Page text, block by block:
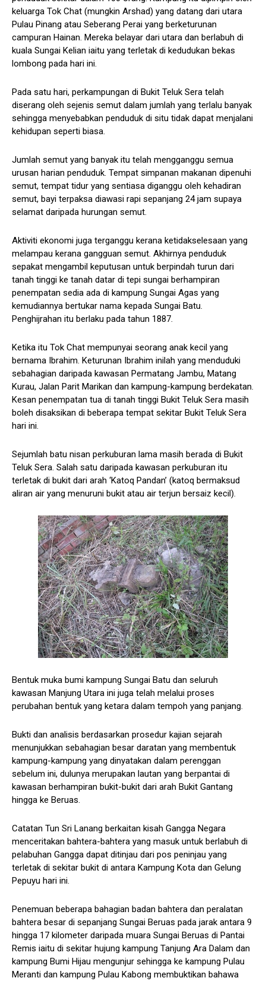
keluarga Tok Chat (mungkin Arshad) yang datang dari utara
Pulau Pinang atau Seberang Perai yang berketurunan
campuran Hainan. Mereka belayar dari utara dan berlabuh di
kuala Sungai Kelian iaitu yang terletak di kedudukan bekas
lombong pada hari ini.
Pada satu hari, perkampungan di Bukit Teluk Sera telah
diserang oleh sejenis semut dalam jumlah yang terlalu banyak
sehingga menyebabkan penduduk di situ tidak dapat menjalani
kehidupan seperti biasa.
Jumlah semut yang banyak itu telah mengganggu semua
urusan harian penduduk. Tempat simpanan makanan dipenuhi
semut, tempat tidur yang sentiasa diganggu oleh kehadiran
semut, bayi terpaksa diawasi rapi sepanjang 24 jam supaya
selamat daripada hurungan semut.
Aktiviti ekonomi juga terganggu kerana ketidakselesaan yang
melampau kerana gangguan semut. Akhirnya penduduk
sepakat mengambil keputusan untuk berpindah turun dari
tanah tinggi ke tanah datar di tepi sungai berhampiran
penempatan sedia ada di kampung Sungai Agas yang
kemudiannya bertukar nama kepada Sungai Batu.
Penghijrahan itu berlaku pada tahun 1887.
Ketika itu Tok Chat mempunyai seorang anak kecil yang
bernama Ibrahim. Keturunan Ibrahim inilah yang menduduki
sebahagian daripada kawasan Permatang Jambu, Matang
Kurau, Jalan Parit Marikan dan kampung-kampung berdekatan.
Kesan penempatan tua di tanah tinggi Bukit Teluk Sera masih
boleh disaksikan di beberapa tempat sekitar Bukit Teluk Sera
hari ini.
Sejumlah batu nisan perkuburan lama masih berada di Bukit
Teluk Sera. Salah satu daripada kawasan perkuburan itu
terletak di bukit dari arah ‘Katoq Pandan’ (katoq bermaksud
aliran air yang menuruni bukit atau air terjun bersaiz kecil).
Bentuk muka bumi kampung Sungai Batu dan seluruh
kawasan Manjung Utara ini juga telah melalui proses
perubahan bentuk yang ketara dalam tempoh yang panjang.
Bukti dan analisis berdasarkan prosedur kajian sejarah
menunjukkan sebahagian besar daratan yang membentuk
kampung-kampung yang dinyatakan dalam perenggan
sebelum ini, dulunya merupakan lautan yang berpantai di
kawasan berhampiran bukit-bukit dari arah Bukit Gantang
hingga ke Beruas.
Catatan Tun Sri Lanang berkaitan kisah Gangga Negara
menceritakan bahtera-bahtera yang masuk untuk berlabuh di
pelabuhan Gangga dapat ditinjau dari pos peninjau yang
terletak di sekitar bukit di antara Kampung Kota dan Gelung
Pepuyu hari ini.
Penemuan beberapa bahagian badan bahtera dan peralatan
bahtera besar di sepanjang Sungai Beruas pada jarak antara 9
hingga 17 kilometer daripada muara Sungai Beruas di Pantai
Remis iaitu di sekitar hujung kampung Tanjung Ara Dalam dan
kampung Bumi Hijau mengunjur sehingga ke kampung Pulau
Meranti dan kampung Pulau Kabong membuktikan bahawa